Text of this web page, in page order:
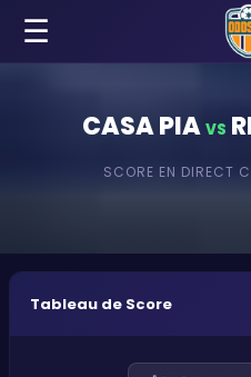
☰
CASA PIA VS
SCORE EN DIRECT
Tableau de Score